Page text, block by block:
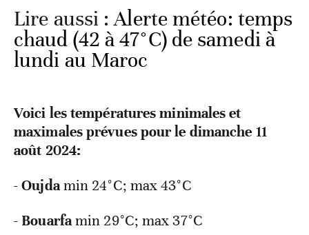
Lire aussi :Alerte météo: temps
chaud (42 à 47°C) de samedi à
lundi au Maroc
Voici les températures minimales et
maximales prévues pour le dimanche 11
août 2024:
-Oujdamin 24°C; max 43°C
-Bouarfamin 29°C; max 37°C